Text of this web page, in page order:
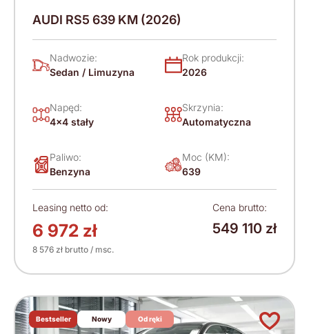
AUDI RS5 639 KM (2026)
Nadwozie:
Sedan / Limuzyna
Rok produkcji:
2026
Napęd:
4x4 stały
Skrzynia:
Automatyczna
Paliwo:
Benzyna
Moc (KM):
639
Leasing netto od:
6 972 zł
8 576 zł brutto / msc.
Cena brutto:
549 110 zł
Bestseller Nowy Od ręki